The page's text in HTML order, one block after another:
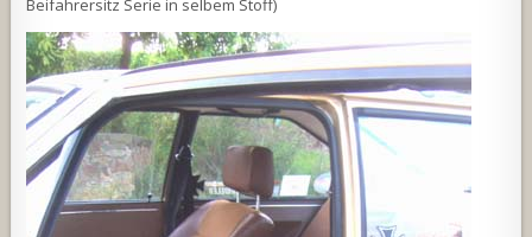
Beifahrersitz Serie in selbem Stoff)